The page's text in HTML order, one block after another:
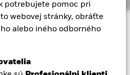
potrebujete pomoc pri
webovej stránky, obráťte
alebo iného odborného
návratnosť vašej investície
bude v súlade so zásadami
environmentálne, sociálne a